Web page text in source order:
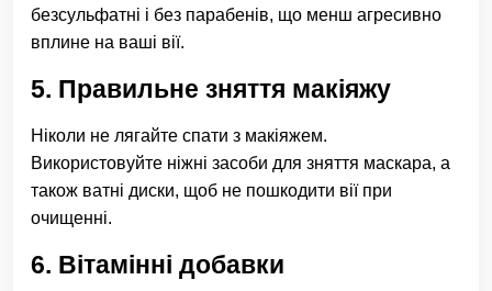
безсульфатні і без парабенів, що менш агресивно
вплине на ваші вії.
5. Правильне зняття макіяжу
Ніколи не лягайте спати з макіяжем.
Використовуйте ніжні засоби для зняття маскара, а
також ватні диски, щоб не пошкодити вії при
очищенні.
6. Вітамінні добавки